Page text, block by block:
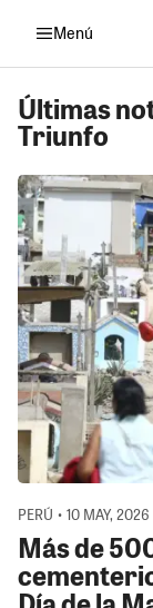
Menú
Últimas
Triunfo
PERÚ • 10 MAY, 2026
Más de